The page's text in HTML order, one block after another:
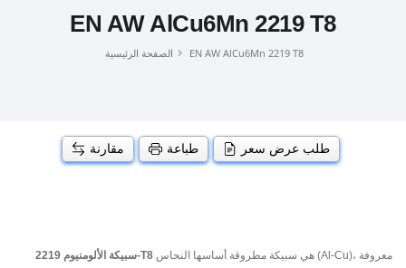
EN AW AlCu6Mn 2219 T8
الصفحة الرئيسية EN AW AlCu6Mn 2219 T8
مقارنة طباعة طلب عرض سعر
سبيكة الألومنيوم 2219-T8